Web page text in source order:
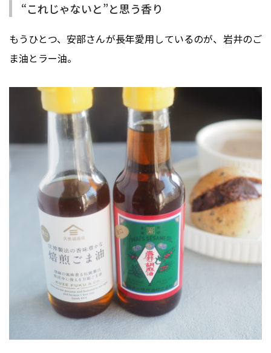
“これじゃないと”と思う香り
もうひとつ、安部さんが長年愛用しているのが、岩井のご
ま油とラー油。